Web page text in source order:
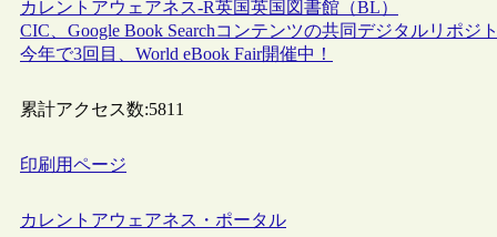
カレントアウェアネス-R英国英国図書館（BL）
CIC、Google Book Searchコンテンツの共同デジタルリポジ
今年で3回目、World eBook Fair開催中！
累計アクセス数:5811
印刷用ページ
カレントアウェアネス・ポータル